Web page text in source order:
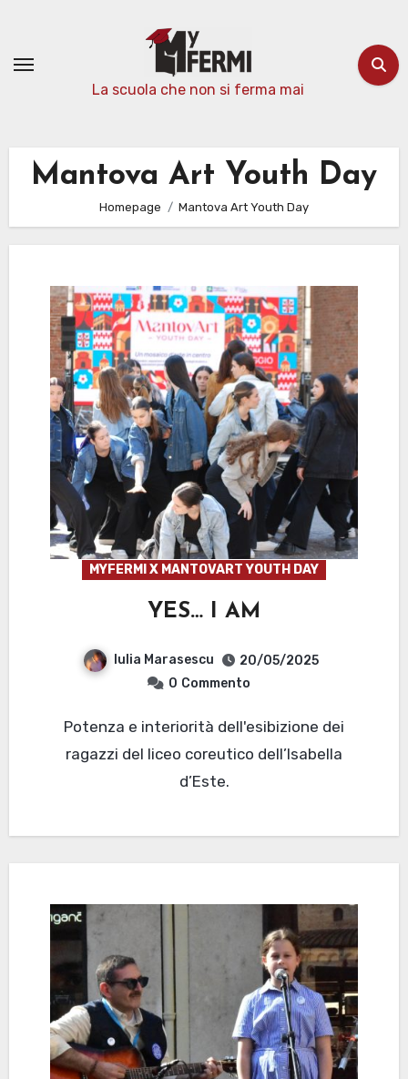
contenuto
La scuola che non si ferma mai
Mantova Art Youth Day
Homepage Mantova Art Youth Day
MYFERMI X MANTOVART YOUTH DAY
YES… I AM
Iulia Marasescu
20/05/2025
0 Commento
Potenza e interiorità dell'esibizione dei
ragazzi del liceo coreutico dell’Isabella
d’Este.